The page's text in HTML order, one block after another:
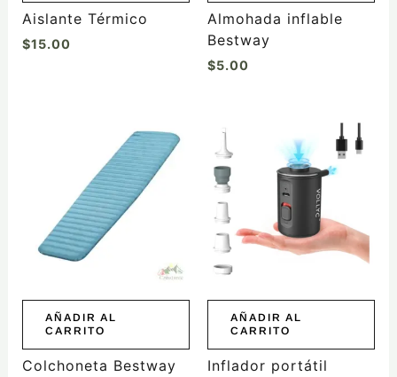
la
de
Aislante Térmico
$15.00
Almohada inflable
Bestway
$5.00
AÑADIR AL
CARRITO
Colchoneta Bestway
AÑADIR AL
CARRITO
Inflador portátil